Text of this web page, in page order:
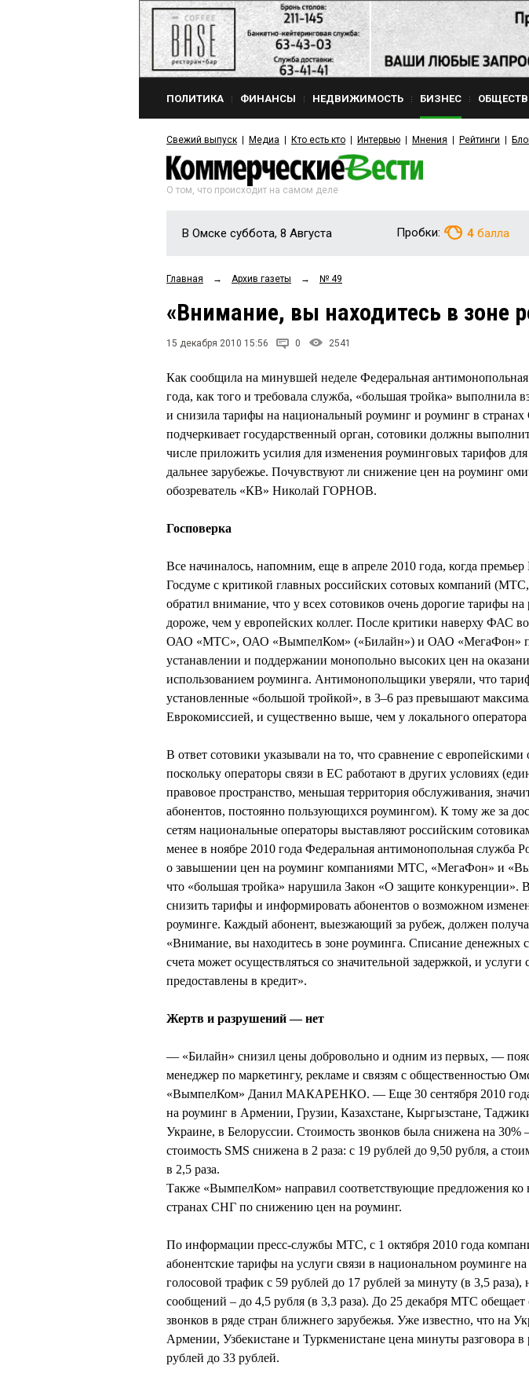
ПОЛИТИКА ФИНАНСЫ НЕДВИЖИМОСТЬ БИЗНЕС
Свежий выпуск Медиа Кто есть кто Интервью Мнения Рейтинги
О том, что происходит на самом деле
В Омске суббота, 8 Августа Пробки: 4 балла
Главная → Архив газеты → № 49
«Внимание, вы находитесь в зоне
15 декабря 2010 15:56 0 2541
Как сообщила на минувшей неделе Федеральная
года, как того и требовала служба, «большая тройка» выполнила
и снизила тарифы на национальный роуминг и роуминг в
подчеркивает государственный орган, сотовики должны
числе приложить усилия для изменения роуминговых тарифов
дальнее зарубежье. Почувствуют ли снижение цен на роуминг
обозреватель «КВ» Николай ГОРНОВ.
Госповерка
Все начиналось, напомним, еще в апреле 2010 года, когда
Госдуме с критикой главных российских сотовых компаний
обратил внимание, что у всех сотовиков очень дорогие тарифы
дороже, чем у европейских коллег. После критики наверху ФАС
ОАО «МТС», ОАО «ВымпелКом» («Билайн») и ОАО «МегаФон»
устанавлении и поддержании монопольно высоких цен на
использованием роуминга. Антимонопольщики уверяли, что
установленные «большой тройкой», в 3–6 раз превышают
Еврокомиссией, и существенно выше, чем у локального оператора
В ответ сотовики указывали на то, что сравнение с европейскими
поскольку операторы связи в ЕС работают в других условиях
правовое пространство, меньшая территория обслуживания,
абонентов, постоянно пользующихся роумингом). К тому же за
сетям национальные операторы выставляют российским
менее в ноябре 2010 года Федеральная антимонопольная служба
о завышении цен на роуминг компаниями МТС, «МегаФон» и
что «большая тройка» нарушила Закон «О защите конкуренции».
снизить тарифы и информировать абонентов о возможном
роуминге. Каждый абонент, выезжающий за рубеж, должен
«Внимание, вы находитесь в зоне роуминга. Списание денежных
счета может осуществляться со значительной задержкой, и услуги
предоставлены в кредит».
Жертв и разрушений — нет
— «Билайн» снизил цены добровольно и одним из первых, —
менеджер по маркетингу, рекламе и связям с общественностью
«ВымпелКом» Данил МАКАРЕНКО. — Еще 30 сентября 2010
на роуминг в Армении, Грузии, Казахстане, Кыргызстане,
Украине, в Белоруссии. Стоимость звонков была снижена на 30%
стоимость SMS снижена в 2 раза: с 19 рублей до 9,50 рубля, а
в 2,5 раза.
Также «ВымпелКом» направил соответствующие предложения ко
странах СНГ по снижению цен на роуминг.
По информации пресс-службы МТС, с 1 октября 2010 года
абонентские тарифы на услуги связи в национальном роуминге
голосовой трафик с 59 рублей до 17 рублей за минуту (в 3,5 раза),
сообщений – до 4,5 рубля (в 3,3 раза). До 25 декабря МТС обещает
звонков в ряде стран ближнего зарубежья. Уже известно, что на
Армении, Узбекистане и Туркменистане цена минуты разговора в
рублей до 33 рублей.